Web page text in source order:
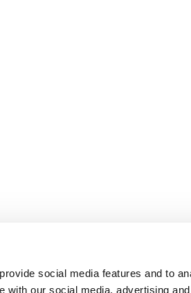
social media features and to
with our social media, advertising